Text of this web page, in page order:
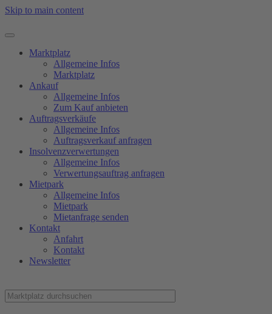
Skip to main content
Marktplatz
Allgemeine Infos
Marktplatz
Ankauf
Allgemeine Infos
Zum Kauf anbieten
Auftragsverkäufe
Allgemeine Infos
Auftragsverkauf anfragen
Insolvenzverwertungen
Allgemeine Infos
Verwertungsauftrag anfragen
Mietpark
Allgemeine Infos
Mietpark
Mietanfrage senden
Kontakt
Anfahrt
Kontakt
Newsletter